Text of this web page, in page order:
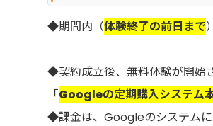
◆期間内（体験終了の前日まで
◆契約成立後、無料体験が開始
「Googleの定期購入システム
◆課金は、Googleのシステムに